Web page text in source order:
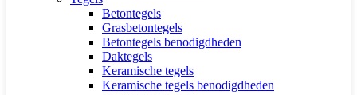
Betontegels
Grasbetontegels
Betontegels benodigdheden
Daktegels
Keramische tegels
Keramische tegels benodigdheden